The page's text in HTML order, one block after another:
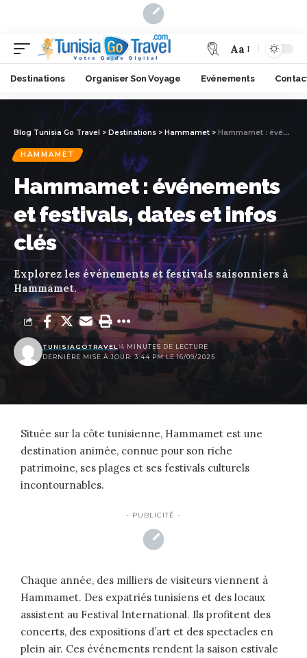
Aa
Destinations Organiser Son Voyage Evénements
Blog Tunisia Go Travel > Destinations > Hammamet > Hammamet : événements et festivals, dates et infos clés
HAMMAMET
Hammamet : événements
et festivals, dates et infos
clés
Explorez les événements et festivals saisonniers à
Hammamet.
DERNIÈRE MISE À JOUR: 3:44 PM LE 16/09/2025
TUNISIAGOTRAVEL 4 MINUTES DE LECTURE
Située sur la côte tunisienne, Hammamet est une
destination animée, connue pour son riche
patrimoine, ses plages et ses festivals culturels
incontournables.
- PUBLICITÉ -
Chaque année, des milliers de visiteurs viennent à
Hammamet. Des expatriés tunisiens et des locaux
assistent au Festival International. Ils profitent des
concerts, des expositions d’art et des spectacles en
plein air. Ces événements rendent la saison estivale